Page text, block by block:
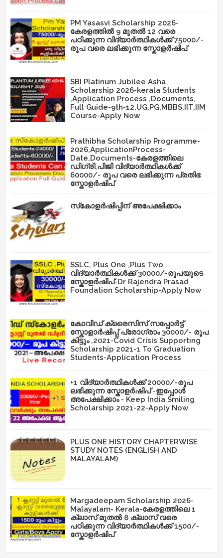
PM Yasasvi Scholarship 2026-
കേരളത്തിൽ 9 മുതൽ 12 വരെ
പഠിക്കുന്ന വിദ്യാർത്ഥികൾക്ക് 75000/-
രൂപ വരെ ലഭിക്കുന്ന സ്കോളർഷിപ്
SBI Platinum Jubilee Asha
Scholarship 2026-kerala Students
,Application Process ,Documents,
Full Guide-9th-12,UG,PG,MBBS,IIT,IIM
Course-Apply Now
Prathibha Scholarship Programme-
2026,ApplicationProcess-
Date,Documents-കേരളത്തിലെ
ഡിഗ്രി,പിജി വിദ്യാർത്ഥികൾക്ക്
60000/- രൂപ വരെ ലഭിക്കുന്ന പ്രതിഭ
സ്കോളർഷിപ്
സ്‌കോളർഷിപ്പിന് അപേക്ഷിക്കാം
SSLC, Plus One ,Plus Two
വിദ്യാർത്ഥികൾക്ക് 30000/-രൂപയുടെ
സ്കോളർഷിപ്-Dr Rajendra Prasad
Foundation Scholarship-Apply Now
കോവിഡ് ക്രൈസിസ് സപ്പോർട്ട്
സ്കോളാർഷിപ്പ് പ്രോഗ്രാം 30000/- രൂപ
കിട്ടും ,2021-Covid Crisis Supporting
Scholarship 2021-1 To Graduation
Students-Application Process
+1 വിദ്യാർത്ഥികൾക്ക് 20000/-രൂപ
ലഭിക്കുന്ന സ്കോളർഷിപ് -ഇപ്പോൾ
അപേക്ഷിക്കാം - Keep India Smiling
Scholarship 2021-22-Apply Now
PLUS ONE HISTORY CHAPTERWISE
STUDY NOTES (ENGLISH AND
MALAYALAM)
Margadeepam Scholarship 2026-
Malayalam- Kerala-കേരളത്തിലെ 1
ക്ലാസ് മുതൽ 8 ക്ലാസ് വരെ
പഠിക്കുന്ന വിദ്യാർത്ഥികൾക്ക് 1500/-
സ്കോളർഷിപ്